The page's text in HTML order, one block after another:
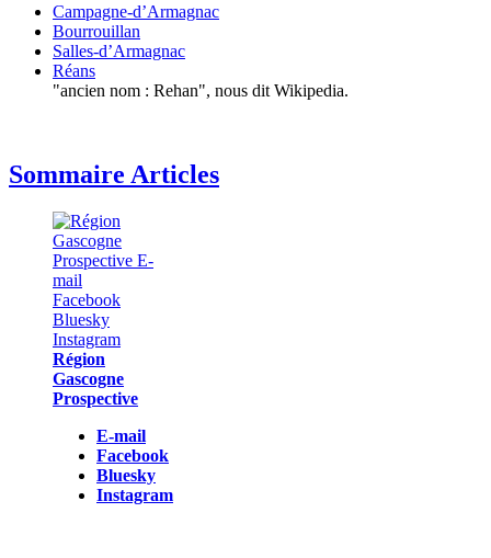
Campagne-d’Armagnac
Bourrouillan
Salles-d’Armagnac
Réans
"ancien nom : Rehan", nous dit Wikipedia.
Sommaire Articles
Région
Gascogne
Prospective
E-mail
Facebook
Bluesky
Instagram